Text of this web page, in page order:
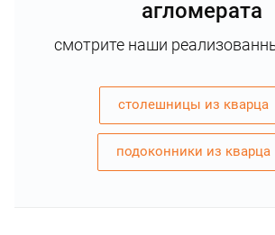
агломерата
смотрите наши
столешницы из кварца
подоконники из кварца